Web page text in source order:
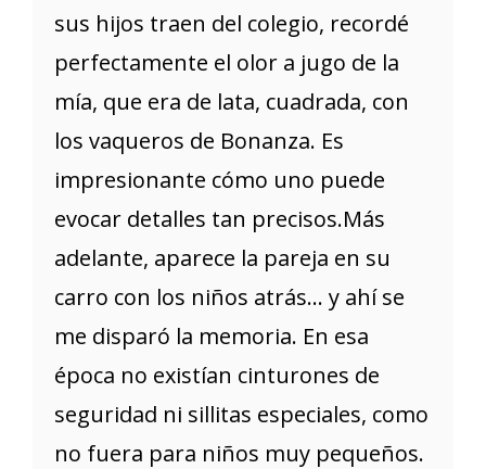
sus hijos traen del colegio, recordé
perfectamente el olor a jugo de la
mía, que era de lata, cuadrada, con
los vaqueros de Bonanza. Es
impresionante cómo uno puede
evocar detalles tan precisos.Más
adelante, aparece la pareja en su
carro con los niños atrás… y ahí se
me disparó la memoria. En esa
época no existían cinturones de
seguridad ni sillitas especiales, como
no fuera para niños muy pequeños.